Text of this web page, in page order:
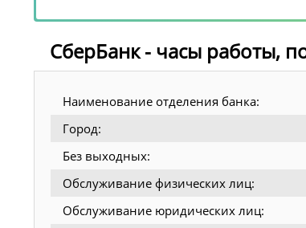
СберБанк - часы работы,
Наименование отделения банка:
Город:
Без выходных:
Обслуживание физических лиц:
Обслуживание юридических лиц: